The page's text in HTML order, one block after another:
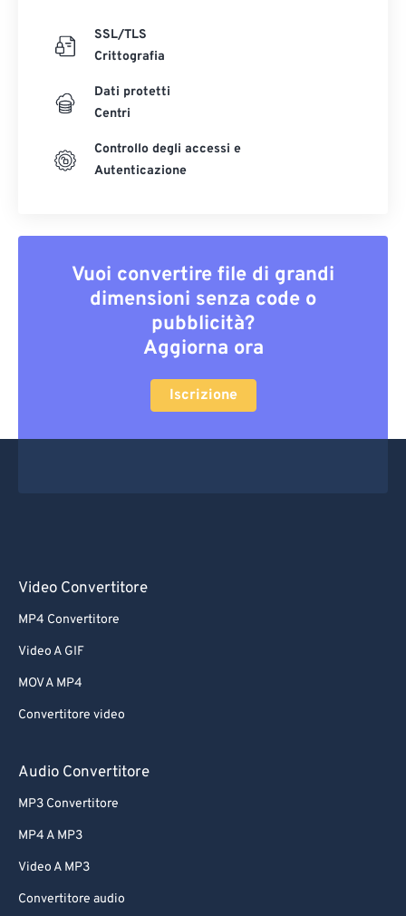
SSL/TLS
Crittografia
Dati protetti
Centri
Controllo degli accessi e
Autenticazione
Vuoi convertire file di grandi
dimensioni senza code o
pubblicità?
Aggiorna ora
Iscrizione
Video Convertitore
MP4 Convertitore
Video A GIF
MOV A MP4
Convertitore video
Audio Convertitore
MP3 Convertitore
MP4 A MP3
Video A MP3
Convertitore audio